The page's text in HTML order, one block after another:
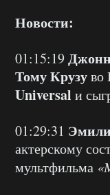
Новости:
01:15:19
Тому Крузуво
Universal и
01:29:31
актерскому
мультфильма